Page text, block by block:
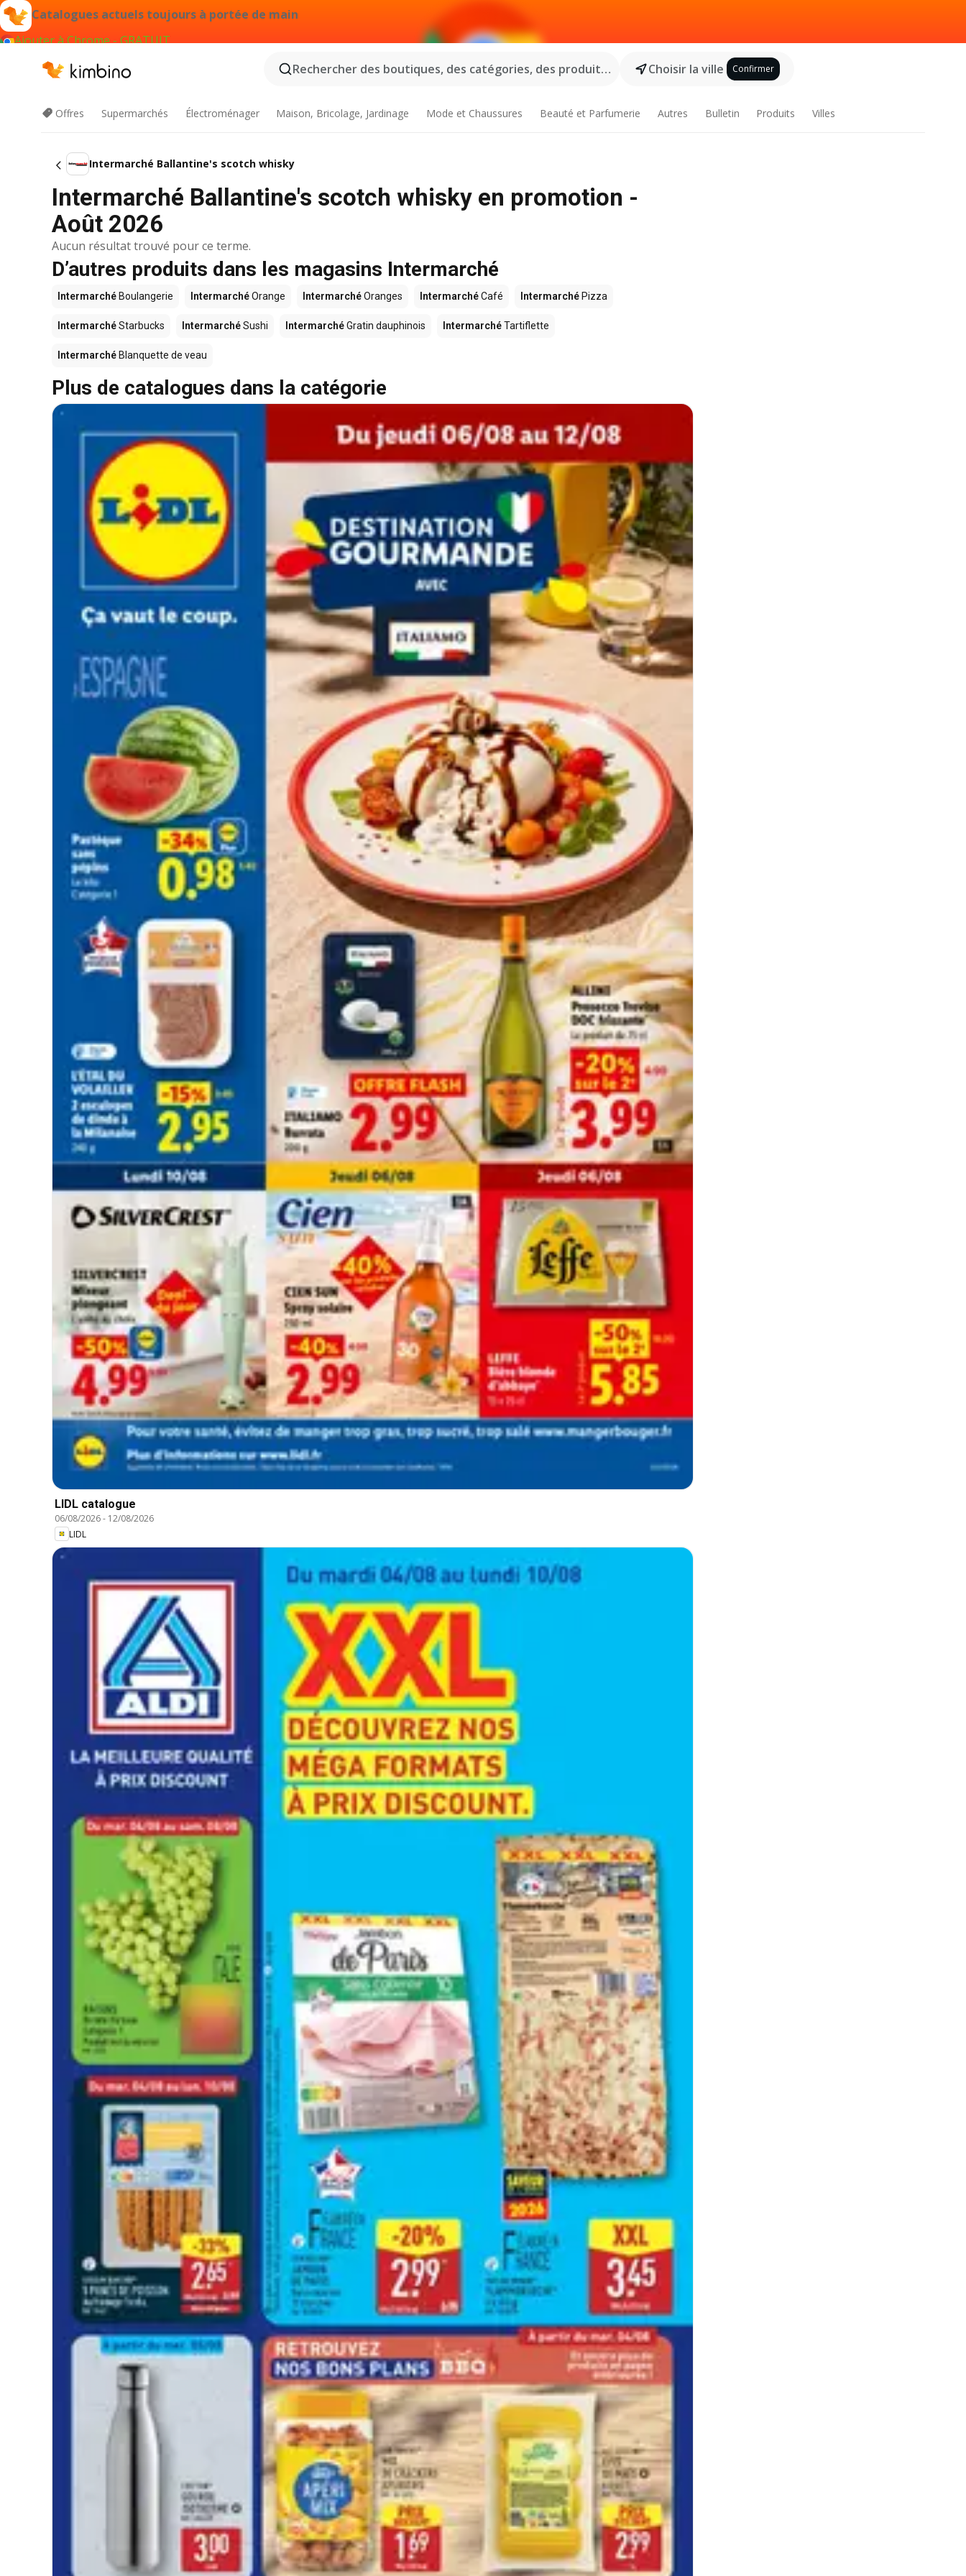
Catalogues actuels toujours à portée de main
Ajouter à Chrome - GRATUIT
Rechercher des boutiques, des catégories, des produits...
Choisir la ville Confirmer
Offres Supermarchés Électroménager Maison, Bricolage, Jardinage Mode et Chaussures Beauté et Parfumerie Autres Bulletin Produits Villes
Intermarché Ballantine's scotch whisky
Intermarché Ballantine's scotch whisky en promotion -
Août 2026
Aucun résultat trouvé pour ce terme.
D’autres produits dans les magasins Intermarché
Intermarché Boulangerie IntermarchéOrange IntermarchéOranges IntermarchéCafé Intermarché Pizza
IntermarchéStarbucks IntermarchéSushi IntermarchéGratin dauphinois IntermarchéTartiflette
Intermarché Blanquette de veau
Plus de catalogues dans la catégorie
LIDL catalogue
06/08/2026- 12/08/2026
LIDL